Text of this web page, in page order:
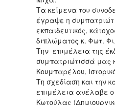
Τα κείμενα του
έγραψε η
εκπαιδευτικός,
διπλώματος κ. Φωτ.
Την επιμέλεια της
συμπατριώτισσά μας
Κουμπαρέλου,
Τη σχεδίαση και την
επιμέλεια ανέλαβε
Κωτούλας